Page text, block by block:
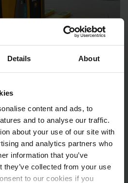
Details About
content and ads, to
and to analyse our traffic.
about your use of our site with
and analytics partners who
information that you’ve
they’ve collected from your use
to our cookies if you
2019
4 Wochen